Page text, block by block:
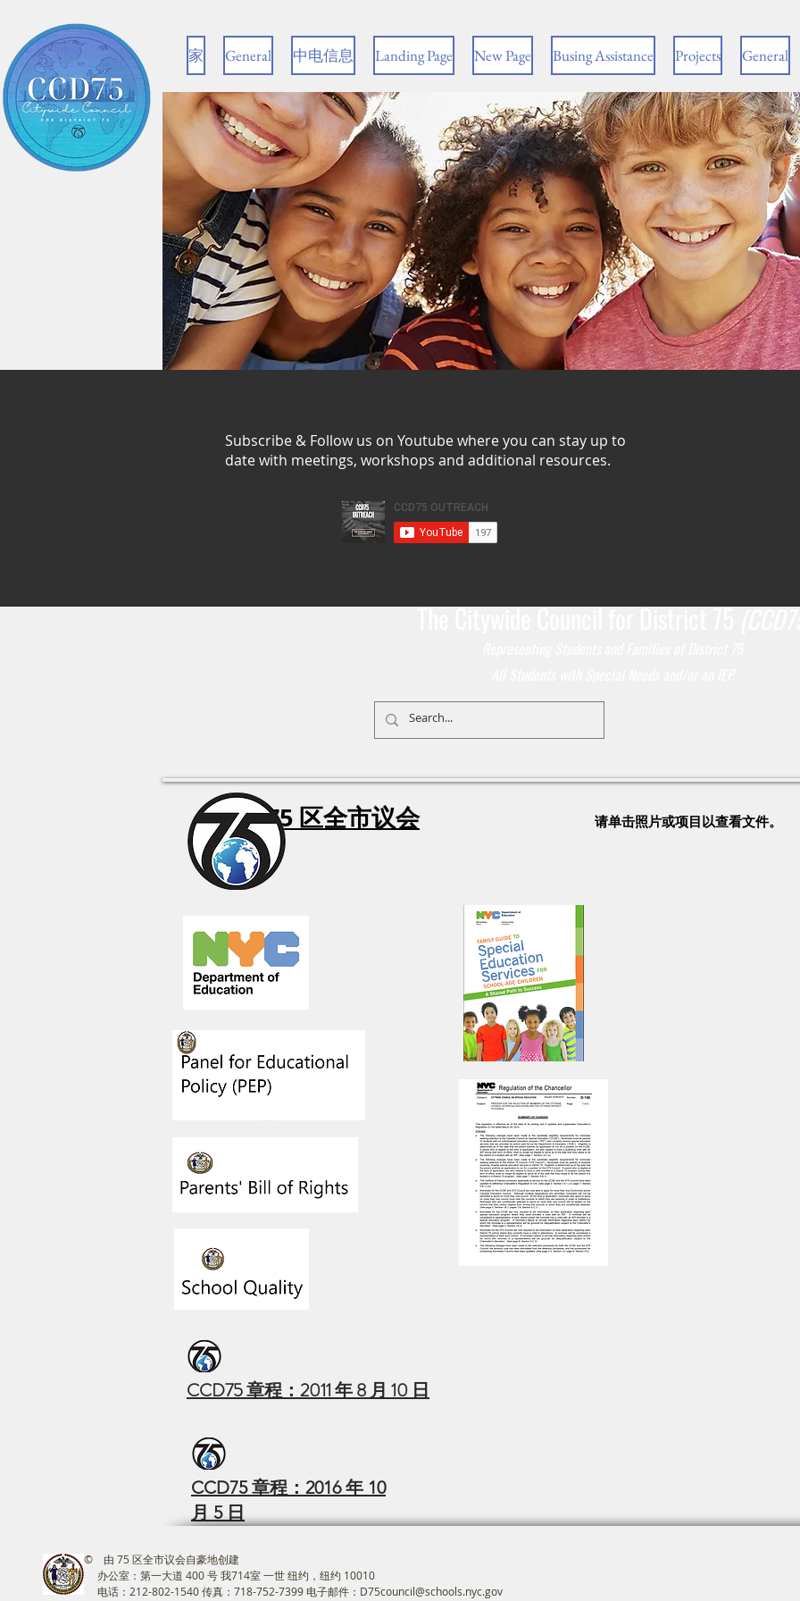
家 General 中电信息 Landing Page New Page Busing Assistance Projects General
Subscribe & Follow us on Youtube where you can stay up to
date with meetings, workshops and additional resources.
The Citywide Council for District 75
75 区全市议会 请单击照片或项目以查看文件。
CCD75 章程：2011 年 8 月 10 日
CCD75 章程：2016 年 10
月 5 日
© 由 75 区全市议会自豪地创建
办公室：第一大道 400 号 我714室 一世 纽约，纽约 10010
电话：212-802-1540 传真：718-752-7399 电子邮件： D75council@schools.nyc.gov